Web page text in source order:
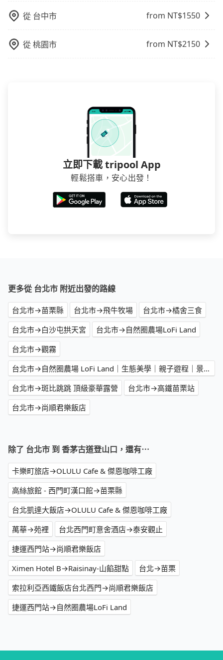
從 台中市 from NT$1550
從桃園市 from NT$2150
立即下載 tripool App
輕鬆搭車，安心出發！
更多從 台北市 附近出發的路線
台北市→苗栗縣 台北市→飛牛牧場
台北市→橘舍三食
台北市→白沙屯拱天宮
台北市→自然圈農場LoFi Land
台北市→觀霧
台北市→自然圈農場 LoFi Land｜生態美學｜親子遊程｜景觀咖啡｜戶外婚禮｜團體包場
台北市→斑比跳跳 頂級豪華露營
台北市→高鐵苗栗站
台北市→尚順君樂飯店
除了 台北市 到 香茅古道登山口，還有⋯
卡樂町旅店→OLULU Cafe & 傑恩咖啡工廠
高絲旅館 - 西門町漢口館→苗栗縣
台北凱達大飯店→OLULU Cafe & 傑恩咖啡工廠
萬華→苑裡
台北西門町意舍酒店→泰安觀止
捷運西門站→尚順君樂飯店
Ximen Hotel B→Raisinay-山餡甜點
台北→苗栗
索拉利亞西鐵飯店台北西門→尚順君樂飯店
捷運西門站→自然圈農場LoFi Land